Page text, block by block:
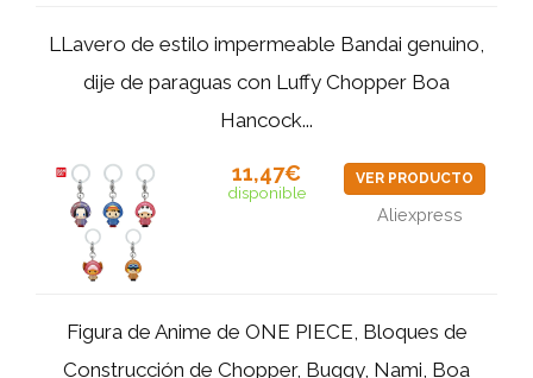
LLavero de estilo impermeable Bandai genuino,
dije de paraguas con Luffy Chopper Boa
Hancock...
11,47€
disponible
VER PRODUCTO
Aliexpress
Figura de Anime de ONE PIECE, Bloques de
Construcción de Chopper, Buggy, Nami, Boa